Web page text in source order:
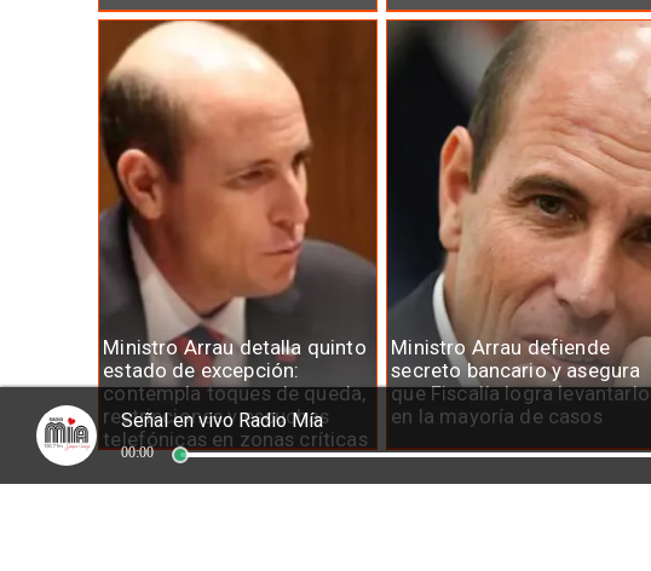
Ministro Arrau detalla quinto
estado de excepción:
contempla toques de queda,
restricciones y escuchas
telefónicas en zonas críticas
Ministro Arrau defiende
secreto bancario y asegura
que Fiscalía logra levantarlo
en la mayoría de casos
Señal en vivo Radio Mía
00:00